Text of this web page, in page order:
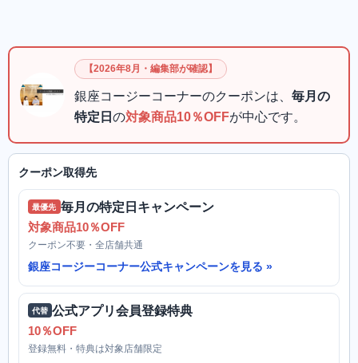
【2026年8月・編集部が確認】
銀座コージーコーナーのクーポンは、 毎月の
特定日 の対象商品10％OFFが中心です。
クーポン取得先
最優先 毎月の特定日キャンペーン
対象商品10％OFF
クーポン不要・全店舗共通
銀座コージーコーナー公式キャンペーンを見る
代替 公式アプリ会員登録特典
10％OFF
登録無料・特典は対象店舗限定